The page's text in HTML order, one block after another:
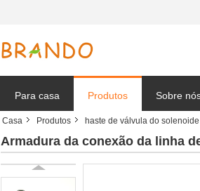
Para casa Produtos Sobre
Notícia
Casa Produtos haste de válvula do solenoide
Armadura da conexão da linha